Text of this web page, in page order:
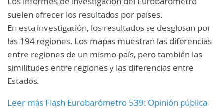
suelen ofrecer los resultados por países.
En esta investigación, los resultados se desglosan por
las 194 regiones. Los mapas muestran las diferencias
entre regiones de un mismo país, pero también las
similitudes entre regiones y las diferencias entre
Estados.
Leer más Flash Eurobarómetro 539: Opinión pública